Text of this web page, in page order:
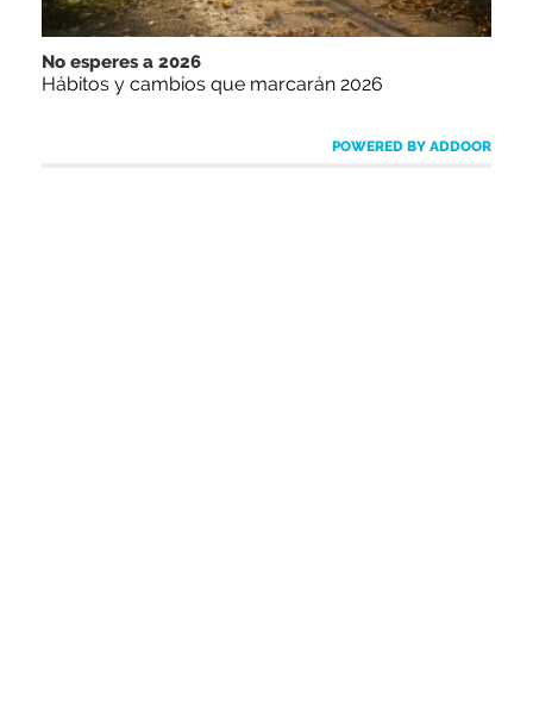
No esperes a 2026
Hábitos y cambios que marcarán 2026
POWERED BY ADDOOR